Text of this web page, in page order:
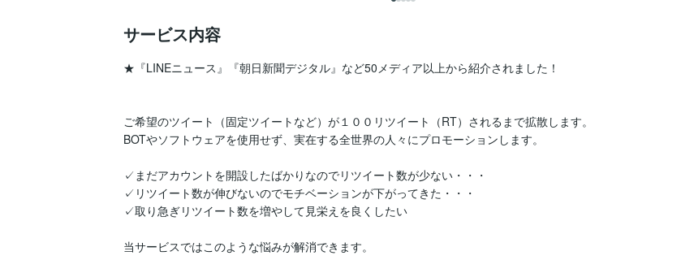
サービス内容
★『LINEニュース』『朝日新聞デジタル』など50メディア以上から紹介されました！
ご希望のツイート（固定ツイートなど）が１００リツイート（RT）されるまで拡散します。
BOTやソフトウェアを使用せず、実在する全世界の人々にプロモーションします。
✓まだアカウントを開設したばかりなのでリツイート数が少ない・・・
✓リツイート数が伸びないのでモチベーションが下がってきた・・・
✓取り急ぎリツイート数を増やして見栄えを良くしたい
当サービスではこのような悩みが解消できます。